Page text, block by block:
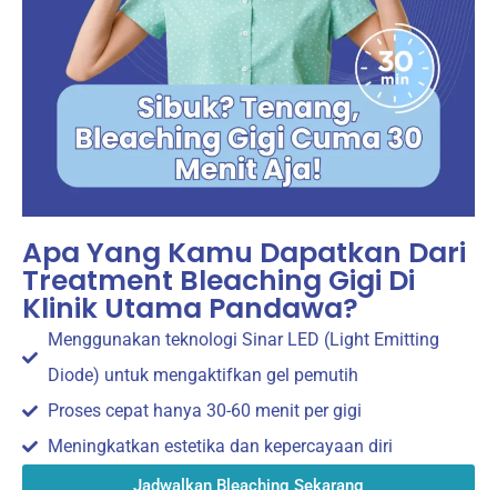
Apa Yang Kamu Dapatkan Dari
Treatment Bleaching Gigi Di
Klinik Utama Pandawa?
Menggunakan teknologi Sinar LED (Light Emitting
Diode) untuk mengaktifkan gel pemutih
Proses cepat hanya 30-60 menit per gigi
Meningkatkan estetika dan kepercayaan diri
Jadwalkan Bleaching Sekarang